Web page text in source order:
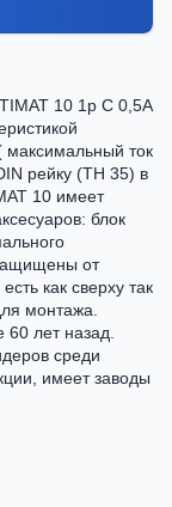
10 1p C 0,5А
ток
рейку (ТН 35) в
10 имеет
блок
от
как сверху так
монтажа.
лет назад.
среди
имеет заводы